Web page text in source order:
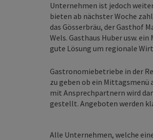
Unternehmen ist jedoch
bieten ab nächster Woche
das Gösserbräu, der Gasthof
Wels. Gasthaus Huber usw.
gute Lösung um regionale
Gastronomiebetriebe in der
zu geben ob ein Mittagsmenü
mit Ansprechpartnern wird
gestellt. Angeboten werden
Alle Unternehmen, welche